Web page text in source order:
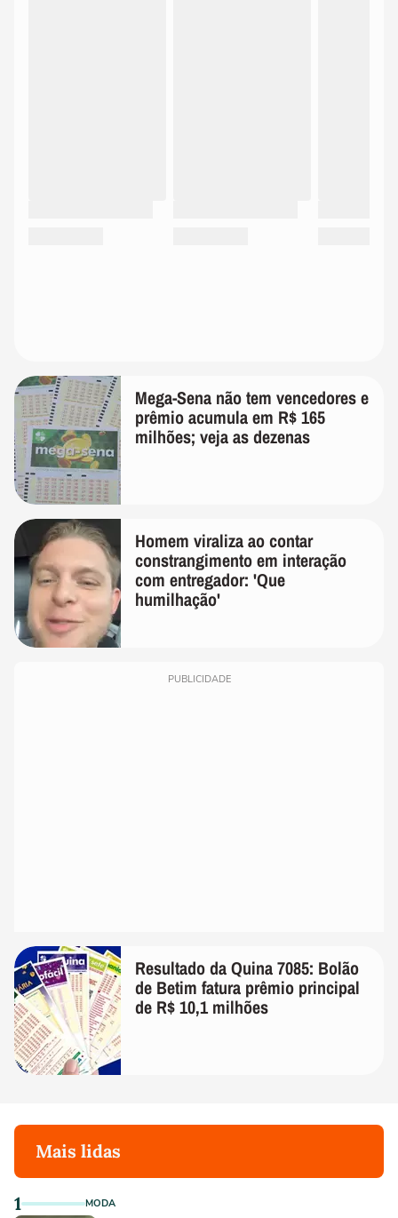
Mega-Sena não tem vencedores e
prêmio acumula em R$ 165
milhões; veja as dezenas
Homem viraliza ao contar
constrangimento em interação
com entregador: 'Que
humilhação'
PUBLICIDADE
Resultado da Quina 7085: Bolão
de Betim fatura prêmio principal
de R$ 10,1 milhões
Mais lidas
1 MODA